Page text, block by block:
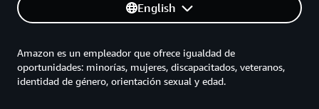
English
Amazon es un empleador que ofrece igualdad de
oportunidades: minorías, mujeres, discapacitados, veteranos,
identidad de género, orientación sexual y edad.